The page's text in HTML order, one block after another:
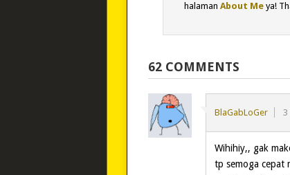
halaman About Meya!
62 COMMENTS
BlaGabLoGer 3
Wihihiy,, gak
tp semoga cepat